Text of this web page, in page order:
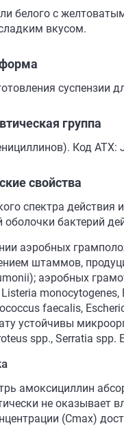
белого с
вкусом.
суспензии
группа
Код АТХ:
свойства
спектра действия
оболочки бактерий
аэробных
штаммов,
аэробных
faecalis,
устойчивы
spp., Serratia spp.
амоксициллин
не оказывает
(Cmax)